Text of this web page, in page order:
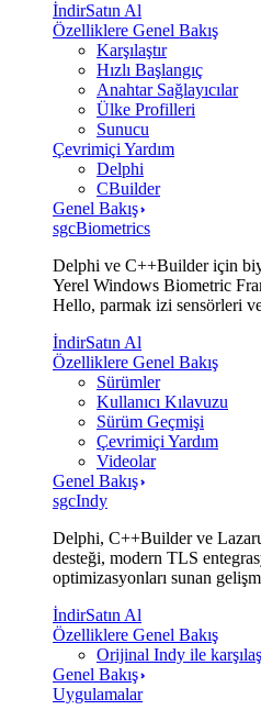
İndirSatın Al
Özelliklere Genel Bakış
Karşılaştır
Hızlı Başlangıç
Anahtar Sağlayıcılar
Ülke Profilleri
Sunucu
Çevrimiçi Yardım
Delphi
CBuilder
Genel Bakış
sgcBiometrics
Delphi ve C++Builder için
Yerel Windows Biometric
Hello, parmak izi sensörleri
İndirSatın Al
Özelliklere Genel Bakış
Sürümler
Kullanıcı Kılavuzu
Sürüm Geçmişi
Çevrimiçi Yardım
Videolar
Genel Bakış
sgcIndy
Delphi, C++Builder ve
desteği, modern TLS
optimizasyonları sunan
İndirSatın Al
Özelliklere Genel Bakış
Orijinal Indy ile
Genel Bakış
Uygulamalar